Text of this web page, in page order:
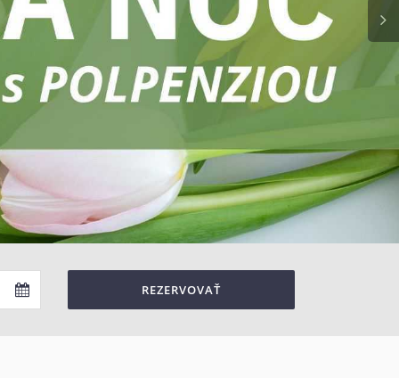
REZERVOVAŤ